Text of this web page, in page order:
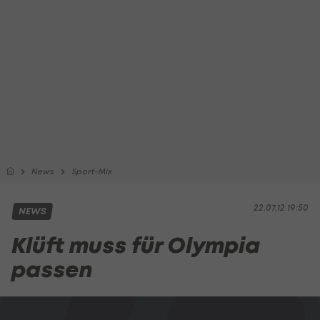
News Sport-Mix
22.07.12 19:50
NEWS
Klüft muss für Olympia
passen